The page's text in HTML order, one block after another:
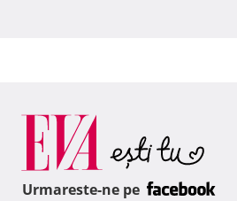
Urmareste-ne pe